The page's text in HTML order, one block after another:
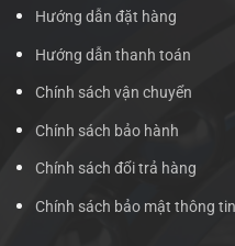
Hướng dẫn đặt hàng
Hướng dẫn thanh toán
Chính sách vận chuyển
Chính sách bảo hành
Chính sách đổi trả hàng
Chính sách bảo mật thông tin